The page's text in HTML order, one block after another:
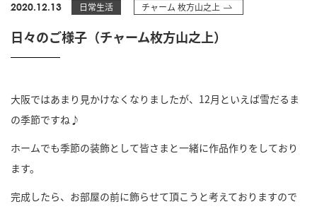
2020.12.13 日常生活 チャーム 枚方山之上
日々のご様子（チャーム枚方山之上）
大阪ではあまり見かけなくなりましたが、 12月といえば雪だるま
の季節ですね ♪
ホームでも季節の装飾として皆さまと一緒に作品作りをしており
ます。
完成したら、お部屋の前に飾らせて頂こうと考えておりますので